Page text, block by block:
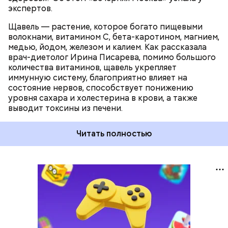
экспертов.
Щавель — растение, которое богато пищевыми
волокнами, витамином С, бета-каротином, магнием,
медью, йодом, железом и калием. Как рассказала
врач-диетолог Ирина Писарева, помимо большого
количества витаминов, щавель укрепляет
иммунную систему, благоприятно влияет на
состояние нервов, способствует понижению
уровня сахара и холестерина в крови, а также
выводит токсины из печени.
Читать полностью